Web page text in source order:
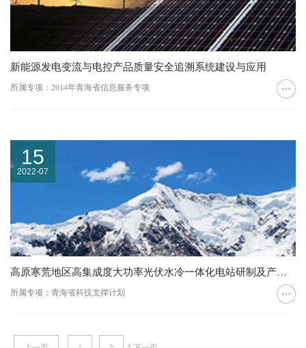
新能源发电变流与电控产品质量安全追溯系统建设与应用
所属专项：2014年青海省信息服务专项
15
2022-07
高原寒荒地区高集成度大功率光伏水冷一体化电站研制及产业化示范
所属专项：青海省科技支撑计划